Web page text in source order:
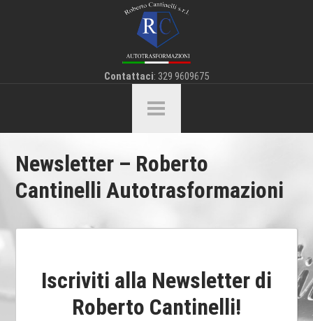
Contattaci: 329 9609675
Newsletter – Roberto
Cantinelli Autotrasformazioni
Iscriviti alla Newsletter di
Roberto Cantinelli!